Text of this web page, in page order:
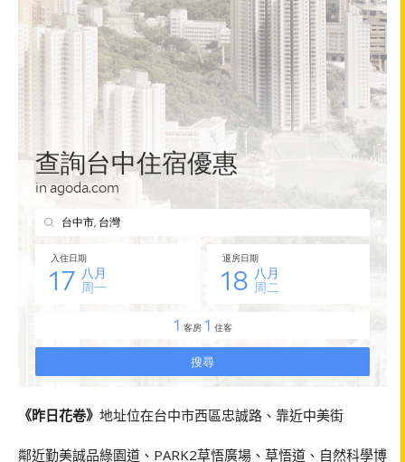
《昨日花卷》 地址位在台中市西區忠誠路、靠近中美街
鄰近勤美誠品綠園道、PARK2草悟廣場、草悟道、自然科學博